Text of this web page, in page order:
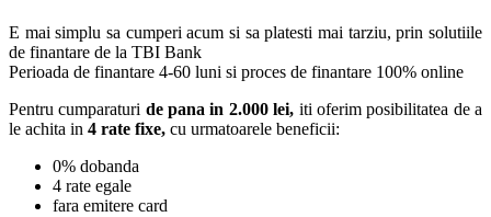
E mai simplu sa cumperi acum si sa platesti mai tarziu, prin solutiile
de finantare de la TBI Bank
Perioada de finantare 4-60 luni si proces de finantare 100% online
Pentru cumparaturi de pana in 2.000 lei, iti oferim posibilitatea de a
le achita in 4 rate fixe, cu urmatoarele beneficii:
0% dobanda
4 rate egale
fara emitere card